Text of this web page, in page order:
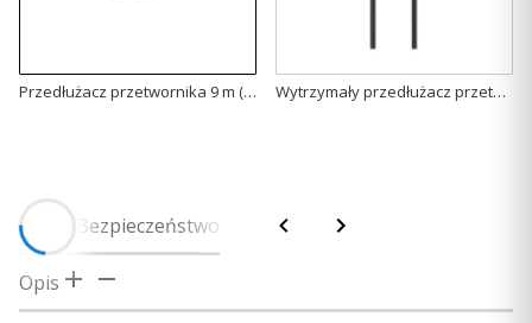
Przedłużacz przetwornika 9 m (8-pin) [010-11617-52] Wytrzymały przedłużacz przetwornika (9 m, 8-pin) [010-11617-54]
Opis Bezpieczeństwo
Opis